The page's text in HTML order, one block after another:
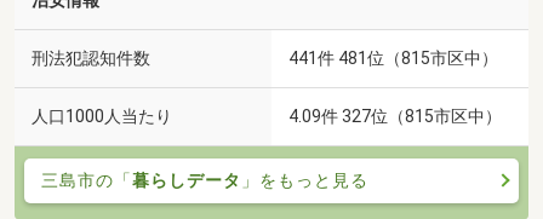
刑法犯認知件数 441件 481位（815市区中）
人口1000人当たり 4.09件 327位（815市区中）
三島市の「暮らしデータ 」をもっと見る